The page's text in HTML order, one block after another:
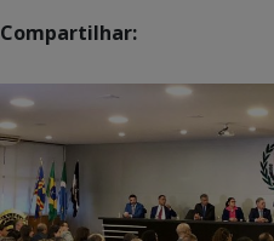
Compartilhar: